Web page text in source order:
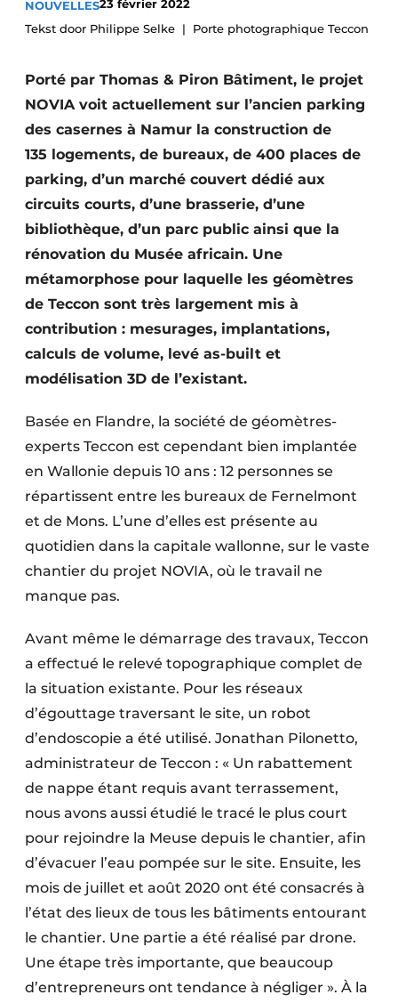
Construction bois
Contrôle d’accès
Fondations
Façades
Géotextiles
Infrastructures souterraines et égouttage
Protection solaire
Rénovation
Sécurité incendie
Software
Techniques ferroviaires
NOUVELLES23 février 2022
Tekst door Philippe Selke
Porte photographique Teccon
Porté par Thomas & Piron Bâtiment, le projet
NOVIA voit actuellement sur l’ancien parking
des casernes à Namur la construction de
135 logements, de bureaux, de 400 places de
parking, d’un marché couvert dédié aux
circuits courts, d’une brasserie, d’une
bibliothèque, d’un parc public ainsi que la
rénovation du Musée africain. Une
métamorphose pour laquelle les géomètres
de Teccon sont très largement mis à
contribution : mesurages, implantations,
calculs de volume, levé as-built et
modélisation 3D de l’existant.
Basée en Flandre, la société de géomètres-
experts Teccon est cependant bien implantée
en Wallonie depuis 10 ans : 12 personnes se
répartissent entre les bureaux de Fernelmont
et de Mons. L’une d’elles est présente au
quotidien dans la capitale wallonne, sur le vaste
chantier du projet NOVIA, où le travail ne
manque pas.
Avant même le démarrage des travaux, Teccon
a effectué le relevé topo­graphique complet de
la situation existante. Pour les réseaux
d’égouttage traversant le site, un robot
d’endoscopie a été utilisé. Jonathan Pilonetto,
administrateur de Teccon : « Un rabattement
de nappe étant requis avant terrassement,
nous avons aussi étudié le tracé le plus court
pour rejoindre la Meuse depuis le chantier, afin
d’évacuer l’eau pompée sur le site. Ensuite, les
mois de juillet et août 2020 ont été consacrés à
l’état des lieux de tous les bâtiments entourant
le chantier. Une partie a été réalisé par drone.
Une étape très importante, que beaucoup
d’entrepreneurs ont tendance à négliger ». À la